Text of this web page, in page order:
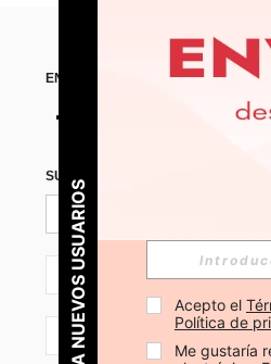
ENCUÉNTRANOS EN
SUSCRÍBETE PARA RECIBIR
ES + 34
ES + 34
PARA NUEVOS USUARIOS Acepto el
Política de
Me gustaría